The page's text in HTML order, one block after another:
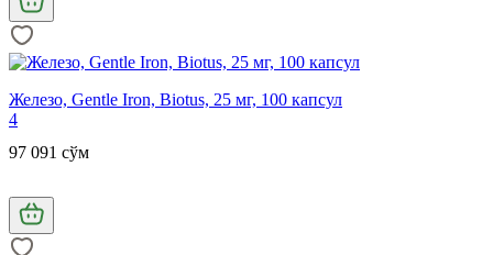
Железо, Gentle Iron, Biotus, 25 мг, 100 капсул
4
97 091 сўм